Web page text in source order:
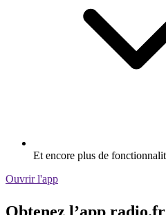
Et encore plus de
Ouvrir l'app